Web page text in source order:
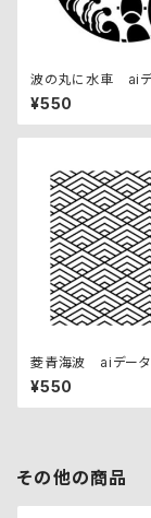
波の丸に水車 ai
¥550
菱青海波 aiデータ
¥550
その他の商品